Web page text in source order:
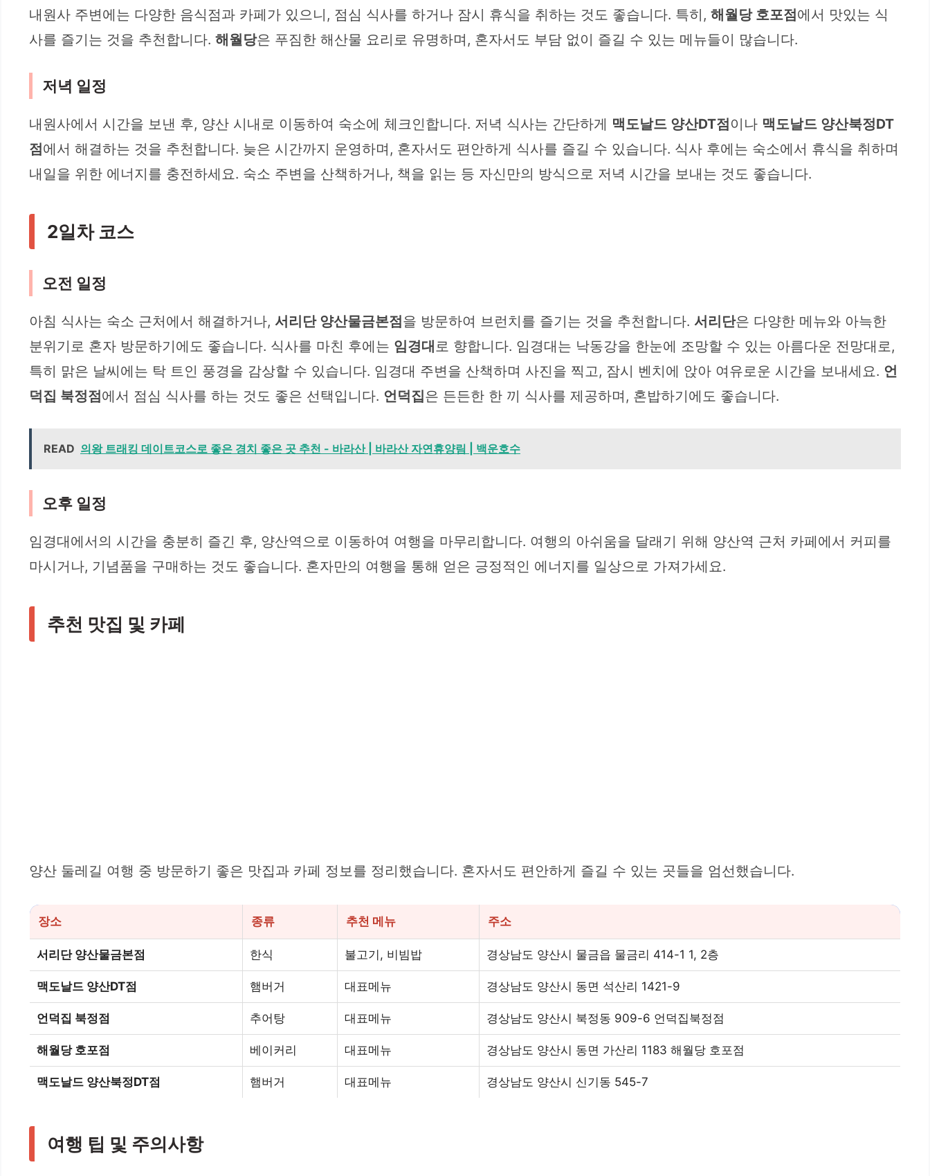
내원사 주변에는 다양한 음식점과 카페가 있으니, 점심 식사를 하거나 잠시 휴식을 취하는 것도 좋습니다. 특히, 해월당 호포점에서 맛있는 식
사를 즐기는 것을 추천합니다. 해월당은 푸짐한 해산물 요리로 유명하며, 혼자서도 부담 없이 즐길 수 있는 메뉴들이 많습니다.
저녁 일정
내원사에서 시간을 보낸 후, 양산 시내로 이동하여 숙소에 체크인합니다. 저녁 식사는 간단하게 맥도날드 양산DT점 이나 맥도날드 양산북정DT
점에서 해결하는 것을 추천합니다. 늦은 시간까지 운영하며, 혼자서도 편안하게 식사를 즐길 수 있습니다. 식사 후에는 숙소에서 휴식을 취하며
내일을 위한 에너지를 충전하세요. 숙소 주변을 산책하거나, 책을 읽는 등 자신만의 방식으로 저녁 시간을 보내는 것도 좋습니다.
2일차 코스
오전 일정
아침 식사는 숙소 근처에서 해결하거나, 서리단 양산물금본점을 방문하여 브런치를 즐기는 것을 추천합니다. 서리단은 다양한 메뉴와 아늑한
분위기로 혼자 방문하기에도 좋습니다. 식사를 마친 후에는 임경대로 향합니다. 임경대는 낙동강을 한눈에 조망할 수 있는 아름다운 전망대로,
특히 맑은 날씨에는 탁 트인 풍경을 감상할 수 있습니다. 임경대 주변을 산책하며 사진을 찍고, 잠시 벤치에 앉아 여유로운 시간을 보내세요. 언
덕집 북정점에서 점심 식사를 하는 것도 좋은 선택입니다. 언덕집은 든든한 한 끼 식사를 제공하며, 혼밥하기에도 좋습니다.
READ 의왕 트래킹 데이트코스로 좋은 경치 좋은 곳 추천 - 바라산 | 바라산 자연휴양림 | 백운호수
오후 일정
임경대에서의 시간을 충분히 즐긴 후, 양산역으로 이동하여 여행을 마무리합니다. 여행의 아쉬움을 달래기 위해 양산역 근처 카페에서 커피를
마시거나, 기념품을 구매하는 것도 좋습니다. 혼자만의 여행을 통해 얻은 긍정적인 에너지를 일상으로 가져가세요.
추천 맛집 및 카페
양산 둘레길 여행 중 방문하기 좋은 맛집과 카페 정보를 정리했습니다. 혼자서도 편안하게 즐길 수 있는 곳들을 엄선했습니다.
장소 종류 추천 메뉴 주소
서리단 양산물금본점 한식 불고기, 비빔밥 경상남도 양산시 물금읍 물금리 414-1 1, 2층
맥도날드 양산DT점 햄버거 대표메뉴 경상남도 양산시 동면 석산리 1421-9
언덕집 북정점 추어탕 대표메뉴 경상남도 양산시 북정동 909-6 언덕집북정점
해월당 호포점 베이커리 대표메뉴 경상남도 양산시 동면 가산리 1183 해월당 호포점
맥도날드 양산북정DT점 햄버거 대표메뉴 경상남도 양산시 신기동 545-7
여행 팁 및 주의사항